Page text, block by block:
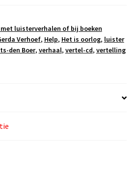
met luisterverhalen of bij boeken
Verhoef, Help, Het is oorlog, luister
den Boer, verhaal, vertel-cd, vertelling